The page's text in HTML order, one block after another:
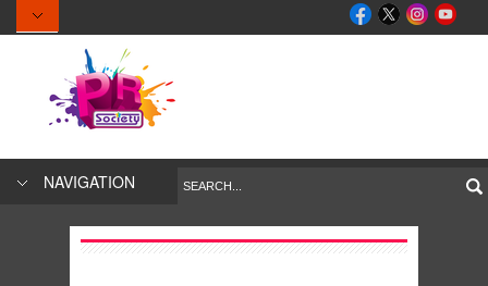
NAVIGATION